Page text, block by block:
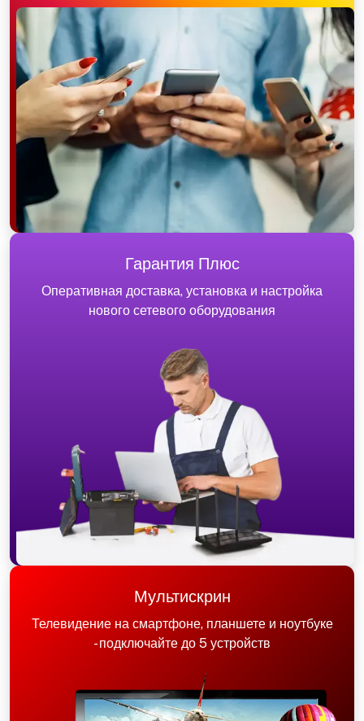
Гарантия Плюс
Оперативная доставка, установка и настройка
нового сетевого оборудования
Мультискрин
Телевидение на смартфоне, планшете и ноутбуке
- подключайте до 5 устройств